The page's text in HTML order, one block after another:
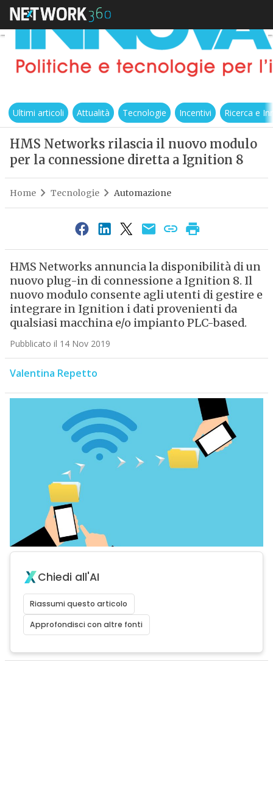
Ultimi articoli Attualità Tecnologie Incentivi Ricerca e
HMS Networks rilascia il nuovo modulo
per la connessione diretta a Ignition 8
Home Tecnologie Automazione
HMS Networks annuncia la disponibilità di un
nuovo plug-in di connessione a Ignition 8. Il
nuovo modulo consente agli utenti di gestire e
integrare in Ignition i dati provenienti da
qualsiasi macchina e/o impianto PLC-based.
Pubblicato il 14 Nov 2019
Valentina Repetto
Chiedi all'AI
Riassumi questo articolo
Approfondisci con altre fonti